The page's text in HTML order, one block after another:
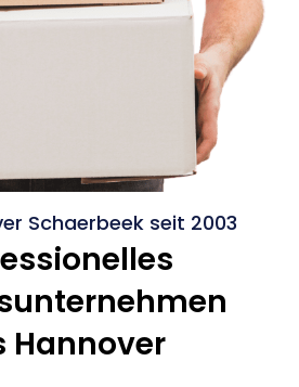
Schaerbeek seit 2003
Hannover